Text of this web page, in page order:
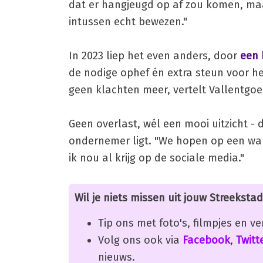
dat er hangjeugd op af zou komen,
intussen echt bewezen."
In 2023 liep het even anders, door een
de nodige ophef én extra steun voor
geen klachten meer, vertelt
Geen overlast, wél een mooi uitzicht -
ondernemer ligt. "We hopen op een
ik nou al krijg op de sociale media."
Wil je niets missen uit jouw
Tip ons met foto's, filmpjes en
Volg ons ook via Facebook,
nieuws.